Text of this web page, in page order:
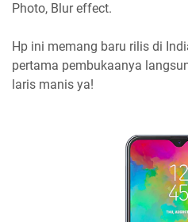
Photo, Blur effect.
Hp ini memang baru rilis di
pertama pembukaanya
laris manis ya!